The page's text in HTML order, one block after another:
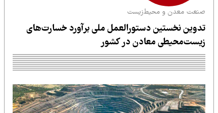
معدن و محیط‌زیست
نخستین دستورالعمل ملی برآورد خسارت‌های
معادن در کشور